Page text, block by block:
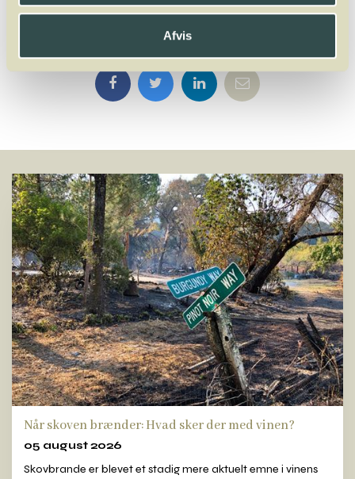
Afvis
Del
Når skoven brænder: Hvad sker der med vinen?
05 august 2026
Skovbrande er blevet et stadig mere aktuelt emne i vinens